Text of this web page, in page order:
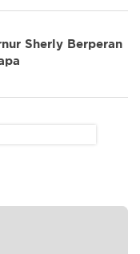
Sherly Berperan